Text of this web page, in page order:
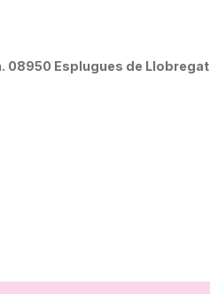
08950 Esplugues de Llobregat